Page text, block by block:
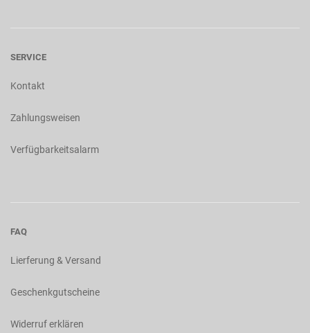
SERVICE
Kontakt
Zahlungsweisen
Verfügbarkeitsalarm
FAQ
Lierferung & Versand
Geschenkgutscheine
Widerruf erklären